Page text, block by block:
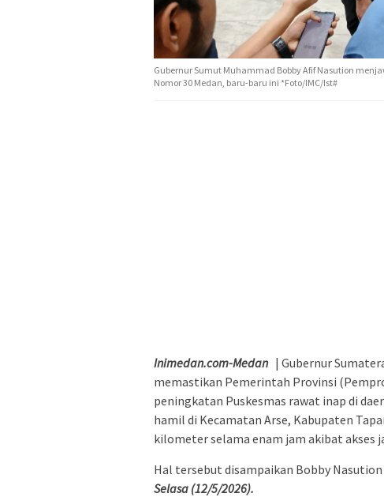
Gubernur Sumut Muhammad Bobby Afif Nasution
Nomor 30 Medan, baru-baru ini *Foto/IMC/Ist#
Inimedan.com-Medan | Gubernur
memastikan Pemerintah Provinsi
peningkatan Puskesmas rawat inap di
hamil di Kecamatan Arse, Kabupaten
kilometer selama enam jam akibat akses
Hal tersebut disampaikan Bobby
Selasa (12/5/2026).